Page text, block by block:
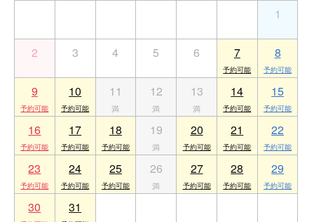
1
2 3 4 5 6 7 8
9 10 11 12 13 14 15
16 17 18 19 20 21 22
23 24 25 26 27 28 29
30 31